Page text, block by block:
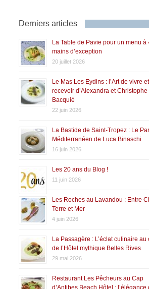
Derniers articles
La Table de Pavie pour un menu à
mains d’exception
20 juillet 2026
Le Mas Les Eydins : l’Art de vivre
recevoir d’Alexandra et Christophe
Bacquié
22 juin 2026
La Bastide de Saint-Tropez : Le
Méditerranéen de Luca Binaschi
16 juin 2026
Les 20 ans du Blog !
11 juin 2026
Les Roches au Lavandou : Entre
Terre et Mer
4 juin 2026
La Passagère : L’éclat culinaire
de l’Hôtel mythique Belles Rives
29 mai 2026
Restaurant Les Pêcheurs au Cap
d’Antibes Beach Hôtel : l’élégance